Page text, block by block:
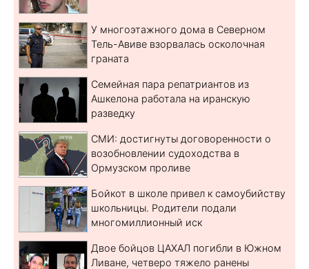
У многоэтажного дома в Северном
Тель-Авиве взорвалась осколочная
граната
Семейная пара репатриантов из
Ашкелона работала на иранскую
разведку
СМИ: достигнуты договоренности о
возобновлении судоходства в
Ормузском проливе
Бойкот в школе привел к самоубийству
школьницы. Родители подали
многомиллионный иск
Двое бойцов ЦАХАЛ погибли в Южном
Ливане, четверо тяжело ранены